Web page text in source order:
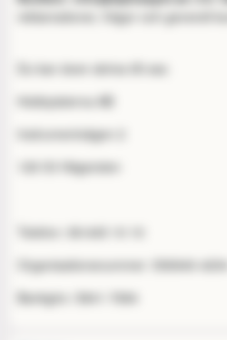
reklamationer, frågor och generell
Du kan även skriva till oss:
Hobbyisterna AB
Instrumentvägen 2
126 53 Hägersten
Telefon: 08-645 10 10
Organisationsnummer: 556940-4204
Bankgiro: 5841-7684